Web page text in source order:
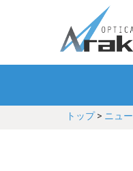
トップ> ニュ